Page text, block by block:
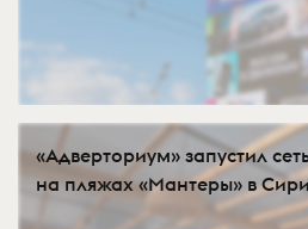
«Адверториум» запустил
на пляжах «Мантеры» в